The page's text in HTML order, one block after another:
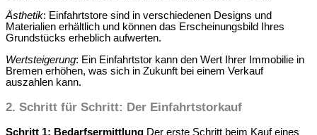
Ästhetik: Einfahrtstore sind in verschiedenen Designs und
Materialien erhältlich und können das Erscheinungsbild Ihres
Grundstücks erheblich aufwerten.
Wertsteigerung: Ein Einfahrtstor kann den Wert Ihrer Immobilie in
Bremen erhöhen, was sich in Zukunft bei einem Verkauf
auszahlen kann.
2. Schritt für Schritt: Der Einfahrtstorkauf
Schritt 1: Bedarfsermittlung Der erste Schritt beim Kauf eines